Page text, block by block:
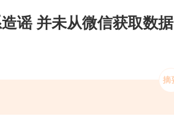
谣 并未从微信获取数据